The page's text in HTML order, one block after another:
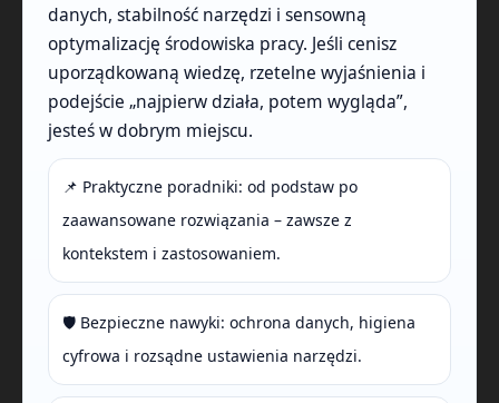
danych, stabilność narzędzi i sensowną
optymalizację środowiska pracy. Jeśli cenisz
uporządkowaną wiedzę, rzetelne wyjaśnienia i
podejście „najpierw działa, potem wygląda”,
jesteś w dobrym miejscu.
📌 Praktyczne poradniki: od podstaw po
zaawansowane rozwiązania – zawsze z
kontekstem i zastosowaniem.
🛡️ Bezpieczne nawyki: ochrona danych, higiena
cyfrowa i rozsądne ustawienia narzędzi.